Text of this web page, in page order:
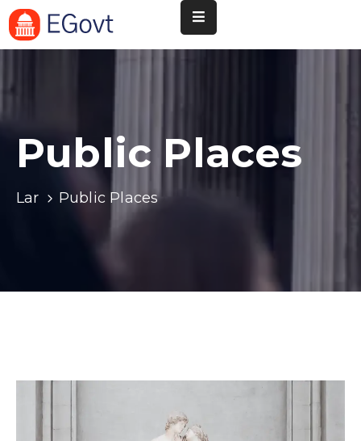
Pará
Cultura
Esportes
Informação
Public Places
Lar Public Places